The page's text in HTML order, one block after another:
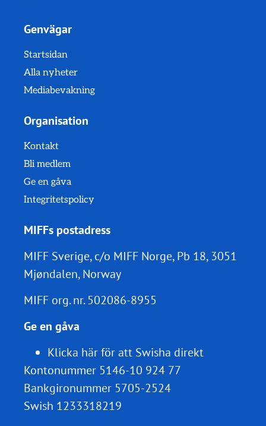
Genvägar
Startsidan
Alla nyheter
Mediabevakning
Organisation
Kontakt
Bli medlem
Ge en gåva
Integritetspolicy
MIFFs postadress
MIFF Sverige, c/o MIFF Norge, Pb 18, 3051
Mjøndalen, Norway
MIFF org. nr.502086-8955
Ge en gåva
Klicka här för att Swisha direkt
Kontonummer 5146-10 924 77
Bankgironummer 5705-2524
Swish 1233318219